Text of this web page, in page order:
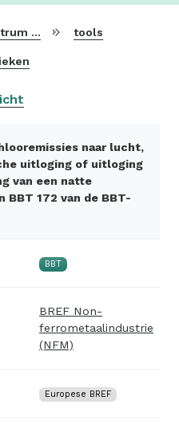
tools
naar lucht,
uitloging of uitloging
van een natte
BBT 172 van de BBT-
BBT
BREF Non-
ferrometaalindustrie
(NFM)
Europese BREF